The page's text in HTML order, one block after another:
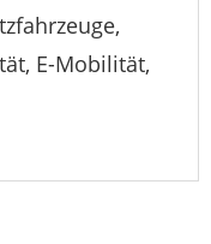
E-Mobilität,